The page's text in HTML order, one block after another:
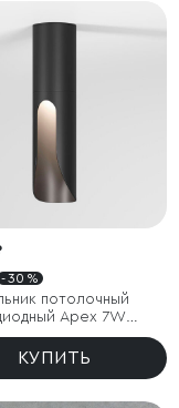
- 30 %
потолочный
Apex 7W
КУПИТЬ